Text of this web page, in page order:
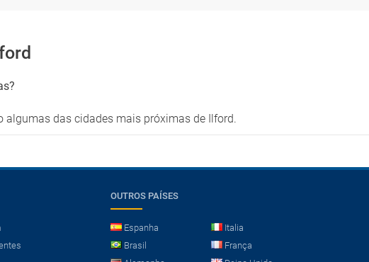
algumas das cidades mais próximas de Ilford.
OUTROS PAÍSES
Espanha
Italia
Brasil
França